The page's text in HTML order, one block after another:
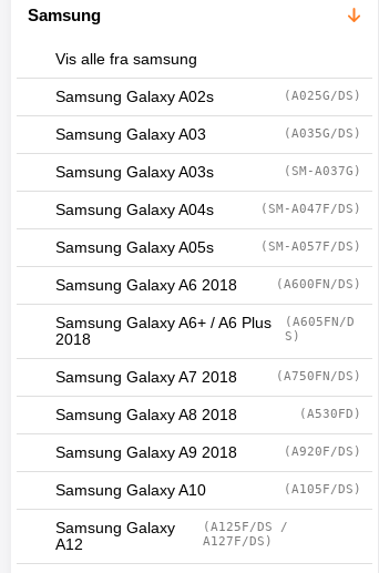
Samsung
Vis alle fra samsung
Samsung Galaxy A02s (A025G/DS)
Samsung Galaxy A03 (A035G/DS)
Samsung Galaxy A03s (SM-A037G)
Samsung Galaxy A04s (SM-A047F/DS)
Samsung Galaxy A05s (SM-A057F/DS)
Samsung Galaxy A6 2018 (A600FN/DS)
Samsung Galaxy A6+ / A6 Plus
2018
(A605FN/D
S)
Samsung Galaxy A7 2018 (A750FN/DS)
Samsung Galaxy A8 2018 (A530FD)
Samsung Galaxy A9 2018 (A920F/DS)
Samsung Galaxy A10 (A105F/DS)
Samsung Galaxy
A12
(A125F/DS /
A127F/DS)
Merk